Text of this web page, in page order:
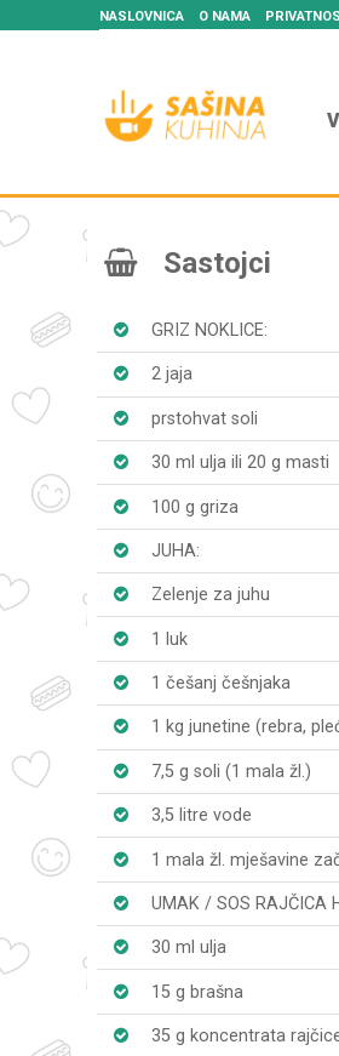
NASLOVNICA O NAMA
Sastojci
GRIZ NOKLICE:
2 jaja
prstohvat soli
30 ml ulja ili 20 g masti
100 g griza
JUHA:
Zelenje za juhu
1 luk
1 češanj češnjaka
1 kg junetine (rebra,
7,5 g soli (1 mala žl.)
3,5 litre vode
1 mala žl. mješavine
UMAK / SOS RAJČICA
30 ml ulja
15 g brašna
35 g koncentrata